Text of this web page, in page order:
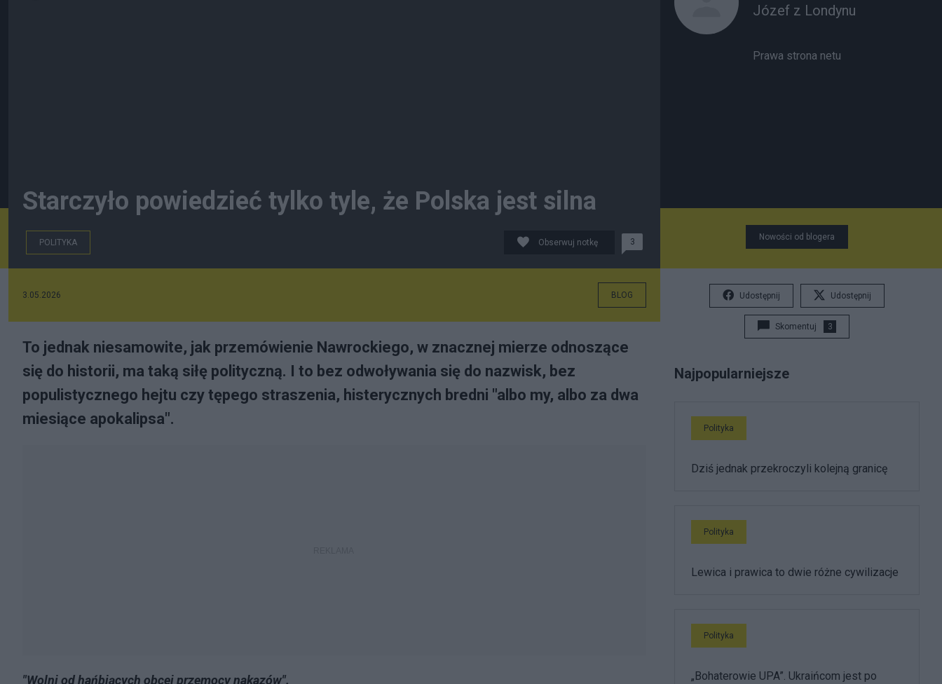
Starczyło powiedzieć tylko tyle, że Polska jest silna
POLITYKA Obserwuj notkę 3
3.05.2026 BLOG
To jednak niesamowite, jak przemówienie Nawrockiego, w znacznej mierze odnoszące
się do historii, ma taką siłę polityczną. I to bez odwoływania się do nazwisk, bez
populistycznego hejtu czy tępego straszenia, histerycznych bredni "albo my, albo za dwa
miesiące apokalipsa".
"Wolni od hańbiących obcej przemocy nakazów".
Józef z Londynu
Prawa strona netu
Nowości od blogera
Udostępnij Udostępnij
Skomentuj 3
Najpopularniejsze
Polityka
Dziś jednak przekroczyli kolejną granicę
Polityka
Lewica i prawica to dwie różne cywilizacje
Polityka
„Bohaterowie UPA”. Ukraińcom jest po